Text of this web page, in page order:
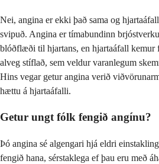
Nei, angina er ekki það sama og
svipuð. Angina er tímabundinn
blóðflæði til hjartans, en hjartaáfall
alveg stíflað, sem veldur varanlegum
Hins vegar getur angina verið
hættu á hjartaáfalli.
Getur ungt fólk fengið angínu?
Þó angina sé algengari hjá eldri
fengið hana, sérstaklega ef þau eru með